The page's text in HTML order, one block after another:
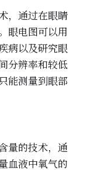
，通过在眼睛
眼电图可以用
病以及研究眼
分辨率和较低
能测量到眼部
量的技术，通
血液中氧气的